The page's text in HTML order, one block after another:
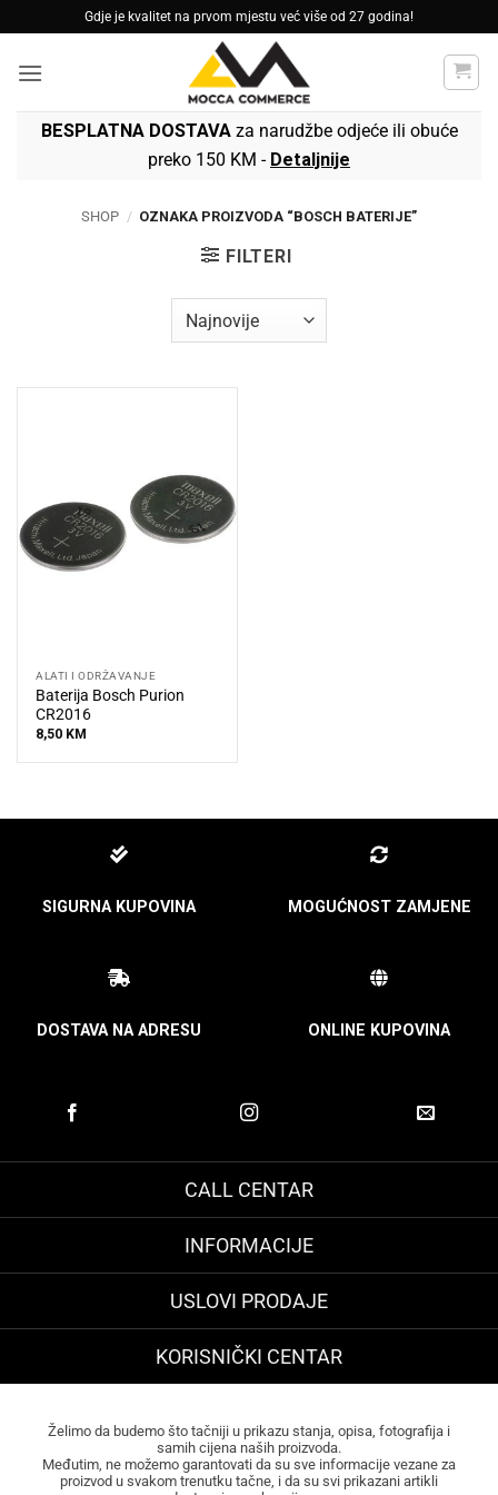
to
content
Gdje je kvalitet na prvom mjestu već više od 27 godina!
BESPLATNA DOSTAVAza narudžbe odjeće ili obuće
preko 150 KM - Detaljnije
SHOP / OZNAKA PROIZVODA “BOSCH BATERIJE”
FILTERI
ALATI I ODRŽAVANJE
Baterija Bosch Purion
CR2016
8,50 KM
SIGURNA KUPOVINA MOGUĆNOST ZAMJENE
DOSTAVA NA ADRESU ONLINE KUPOVINA
CALL CENTAR
INFORMACIJE
USLOVI PRODAJE
KORISNIČKI CENTAR
Želimo da budemo što tačniji u prikazu stanja, opisa, fotografija i
samih cijena naših proizvoda.
Međutim, ne možemo garantovati da su sve informacije vezane za
proizvod u svakom trenutku tačne, i da su svi prikazani artikli